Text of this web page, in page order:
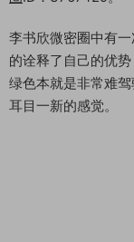
李书欣微密圈中有
的诠释了自己的优
绿色本就是非常难
耳目一新的感觉。